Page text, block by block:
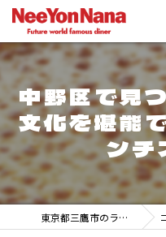
中野区で見
文化を堪能
ンチ
東京都三鷹市のランチなら247 DINER MITAKA コ